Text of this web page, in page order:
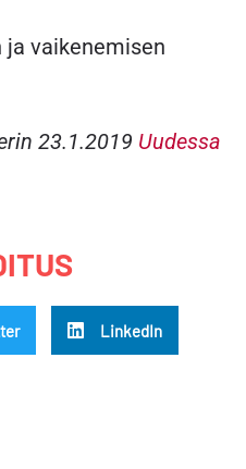
vaikenemisen
23.1.2019 Uudessa
LinkedIn